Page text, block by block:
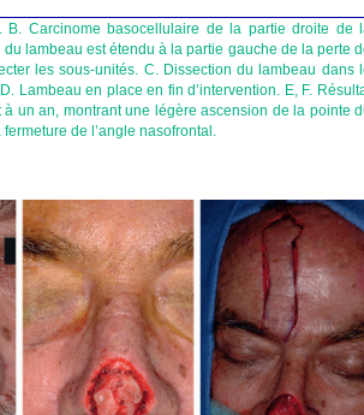
B. Carcinome basocellulaire de la partie droite de
lambeau est étendu à la partie gauche de la perte
les sous-unités. C. Dissection du lambeau dans
Lambeau en place en fin d’intervention. E, F.
un an, montrant une légère ascension de la pointe
de l’angle nasofrontal.